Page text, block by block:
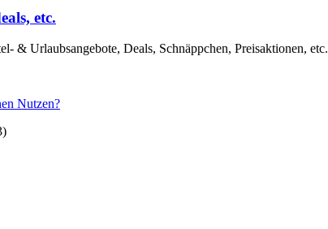
etc.
& Urlaubsangebote, Deals, Schnäppchen, Preisaktionen, etc.
Nutzen?